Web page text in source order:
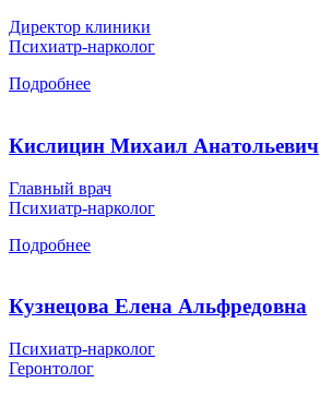
Директор клиники
Психиатр-нарколог
Подробнее
Кислицин Михаил Анатольевич
Главный врач
Психиатр-нарколог
Подробнее
Кузнецова Елена Альфредовна
Психиатр-нарколог
Геронтолог